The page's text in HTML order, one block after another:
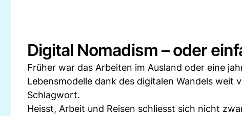
Digital Nomadism – oder
Früher war das Arbeiten im Ausland oder eine
Lebensmodelle dank des digitalen Wandels
Schlagwort.
Heisst, Arbeit und Reisen schliesst sich nicht